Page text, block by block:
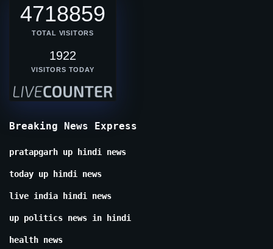
4718859
TOTAL VISITORS
1922
VISITORS TODAY
Breaking News Express
pratapgarh up hindi news
today up hindi news
live india hindi news
up politics news in hindi
health news